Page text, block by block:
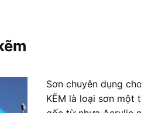
Sơn chuyên dụng
KẼM là loại sơn một